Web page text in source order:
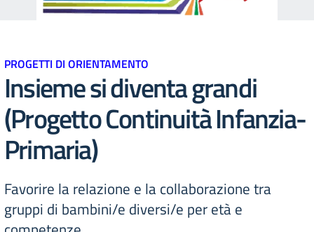
PROGETTI DI ORIENTAMENTO
Insieme si diventa grandi
(Progetto Continuità Infanzia-
Primaria)
Favorire la relazione e la collaborazione tra
gruppi di bambini/e diversi/e per età e